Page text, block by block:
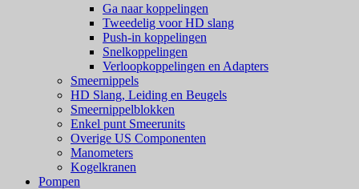
Ga naar koppelingen
Tweedelig voor HD slang
Push-in koppelingen
Snelkoppelingen
Verloopkoppelingen en Adapters
Smeernippels
HD Slang, Leiding en Beugels
Smeernippelblokken
Enkel punt Smeerunits
Overige US Componenten
Manometers
Kogelkranen
Pompen